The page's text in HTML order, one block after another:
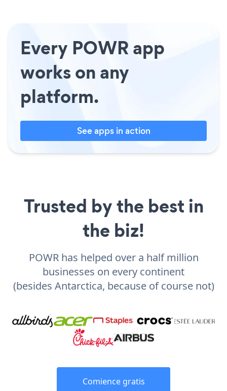
Every POWR app
works on any
platform.
See apps in action
Trusted by the best in
the biz!
POWR has helped over a half million
businesses on every continent
(besides Antarctica, because of course not)
Comience gratis